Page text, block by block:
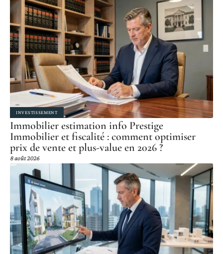
INVESTISSEMENT
Immobilier estimation info Prestige
Immobilier et fiscalité : comment optimiser
prix de vente et plus-value en 2026 ?
8 août 2026